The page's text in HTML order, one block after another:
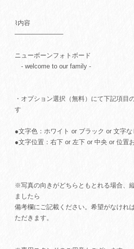
⌇内容
───────────
ニューボーンフォトボード
- welcome to our family -
・オプション選択（無料）にて下記項目
す
●文字色：ホワイト or ブラック or 文字な
●文字位置：右下 or 左下 or 中央 or 位置
※写真の向きがどちらともとれる場合、
ましたら
備考欄にご記載ください。希望がなけれ
ただきます。